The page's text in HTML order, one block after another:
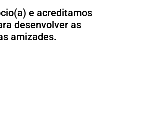
e acreditamos
desenvolver as
amizades.